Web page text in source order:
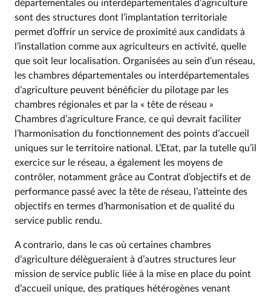
départementales ou interdépartementales d’agriculture
sont des structures dont l’implantation territoriale
permet d’offrir un service de proximité aux candidats à
l’installation comme aux agriculteurs en activité, quelle
que soit leur localisation. Organisées au sein d’un réseau,
les chambres départementales ou interdépartementales
d’agriculture peuvent bénéficier du pilotage par les
chambres régionales et par la « tête de réseau »
Chambres d’agriculture France, ce qui devrait faciliter
l’harmonisation du fonctionnement des points d’accueil
uniques sur le territoire national. L’Etat, par la tutelle qu’il
exercice sur le réseau, a également les moyens de
contrôler, notamment grâce au Contrat d’objectifs et de
performance passé avec la tête de réseau, l’atteinte des
objectifs en termes d’harmonisation et de qualité du
service public rendu.
A contrario, dans le cas où certaines chambres
d’agriculture délègueraient à d’autres structures leur
mission de service public liée à la mise en place du point
d’accueil unique, des pratiques hétérogènes venant